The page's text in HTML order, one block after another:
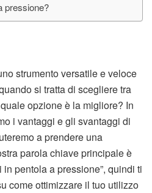
pressione?
strumento versatile e veloce
si tratta di scegliere tra
opzione è la migliore? In
i vantaggi e gli svantaggi di
a prendere una
parola chiave principale è
pentola a pressione”, quindi ti
come ottimizzare il tuo utilizzo